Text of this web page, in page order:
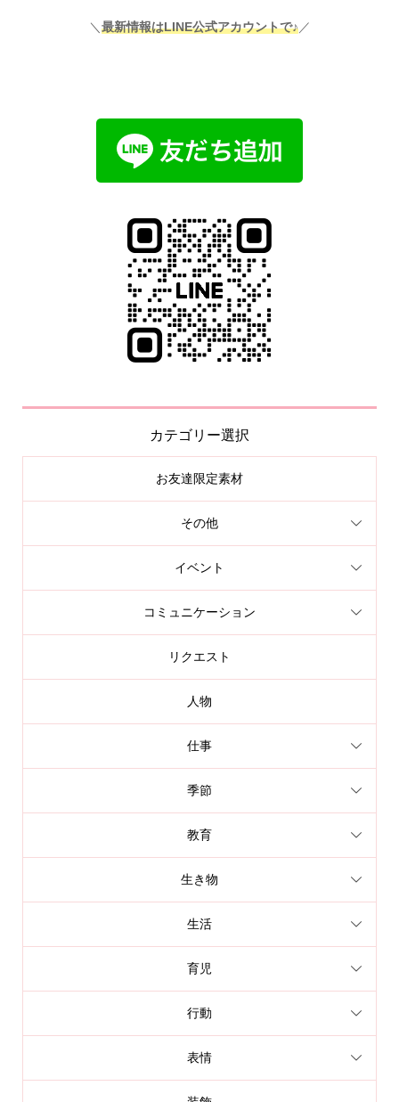
＼最新情報はLINE公式アカウントで♪／
カテゴリー選択
お友達限定素材
その他
イベント
コミュニケーション
リクエスト
人物
仕事
季節
教育
生き物
生活
育児
行動
表情